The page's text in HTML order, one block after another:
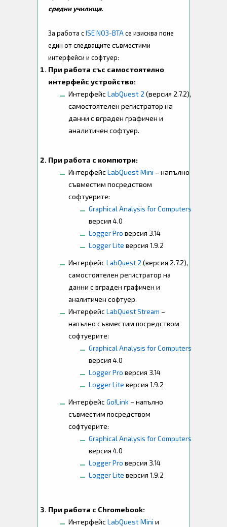
средни училища.
За работа сISE NO3-BTAсе изисква поне
един от следващите съвместими
интерфейси и софтуер:
При работа със самостоятелно
интерфейс устройство:
ИнтерфейсLabQuest 2 (версия 2.7.2),
самостоятелен регистратор на
данни с вграден графичен и
аналитичен софтуер.
При работа с компютри:
ИнтерфейсLabQuest Mini – напълно
съвместим посредством
софтуерите:
Graphical Analysis for Computers
версия 4.0
Logger Pro версия 3.14
Logger Lite версия 1.9.2
Интерфейс LabQuest 2 (версия 2.7.2),
самостоятелен регистратор на
данни с вграден графичен и
аналитичен софтуер.
Интерфейс LabQuest Stream –
напълно съвместим посредством
софтуерите:
Graphical Analysis for Computers
версия 4.0
Logger Pro версия 3.14
Logger Lite версия 1.9.2
Интерфейс Go!Link – напълно
съвместим посредством
софтуерите:
Graphical Analysis for Computers
версия 4.0
Logger Pro версия 3.14
Logger Lite версия 1.9.2
При работа с Chromebook:
ИнтерфейсLabQuest Mini и